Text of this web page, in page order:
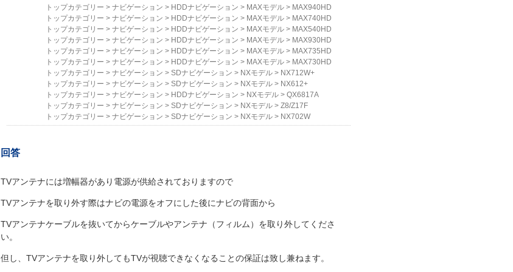
トップカテゴリー > ナビゲーション > HDDナビゲーション > MAXモデル > MAX940HD
トップカテゴリー > ナビゲーション > HDDナビゲーション > MAXモデル > MAX740HD
トップカテゴリー > ナビゲーション > HDDナビゲーション > MAXモデル > MAX540HD
トップカテゴリー > ナビゲーション > HDDナビゲーション > MAXモデル > MAX930HD
トップカテゴリー > ナビゲーション > HDDナビゲーション > MAXモデル > MAX735HD
トップカテゴリー > ナビゲーション > HDDナビゲーション > MAXモデル > MAX730HD
トップカテゴリー > ナビゲーション > SDナビゲーション > NXモデル > NX712W+
トップカテゴリー > ナビゲーション > SDナビゲーション > NXモデル > NX612+
トップカテゴリー > ナビゲーション > HDDナビゲーション > NXモデル > QX6817A
トップカテゴリー > ナビゲーション > SDナビゲーション > NXモデル > Z8/Z17F
トップカテゴリー > ナビゲーション > SDナビゲーション > NXモデル > NX702W
回答
TVアンテナには増幅器があり電源が供給されておりますので
TVアンテナを取り外す際はナビの電源をオフにした後にナビの背面から
TVアンテナケーブルを抜いてからケーブルやアンテナ（フィルム）を取り外してくださ
い。
但し、TVアンテナを取り外してもTVが視聴できなくなることの保証は致し兼ねます。